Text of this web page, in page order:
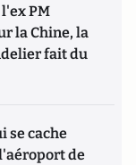
PM
la Chine, la
fait du
se cache
de